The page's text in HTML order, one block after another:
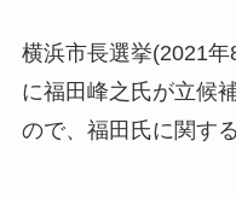
横浜市長選挙(2021
に福田峰之氏が立候
ので、福田氏に関す